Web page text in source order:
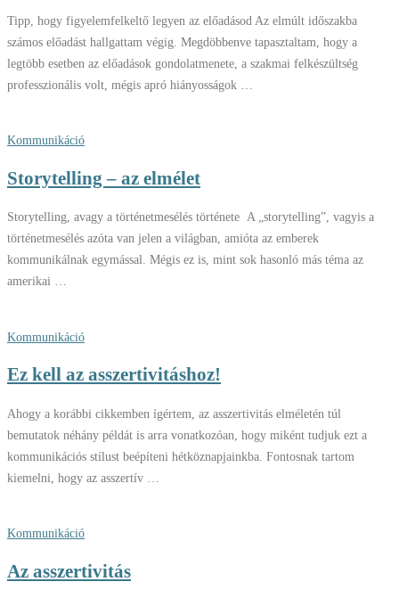
Tipp, hogy figyelemfelkeltő legyen az előadásod Az elmúlt időszakba
számos előadást hallgattam végig. Megdöbbenve tapasztaltam, hogy a
legtöbb esetben az előadások gondolatmenete, a szakmai felkészültség
professzionális volt, mégis apró hiányosságok …
Kommunikáció
Storytelling – az elmélet
Storytelling, avagy a történetmesélés története A „storytelling”, vagyis a
történetmesélés azóta van jelen a világban, amióta az emberek
kommunikálnak egymással. Mégis ez is, mint sok hasonló más téma az
amerikai …
Kommunikáció
Ez kell az asszertivitáshoz!
Ahogy a korábbi cikkemben ígértem, az asszertivitás elméletén túl
bemutatok néhány példát is arra vonatkozóan, hogy miként tudjuk ezt a
kommunikációs stílust beépíteni hétköznapjainkba. Fontosnak tartom
kiemelni, hogy az asszertív …
Kommunikáció
Az asszertivitás